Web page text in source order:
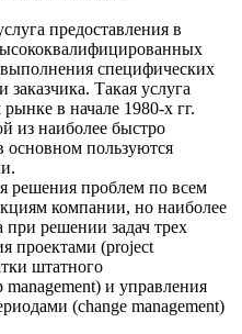
предоставления в
специфических
Такая услуга
в начале 1980-х гг.
из наиболее быстро
основном пользуются
решения проблем по всем
компании, но наиболее
решении задач трех
проектами (project
штатного
management) и управления
(change management)